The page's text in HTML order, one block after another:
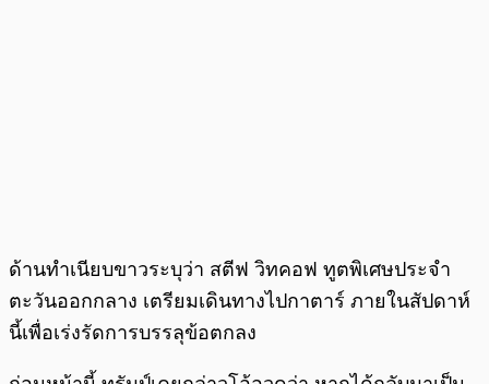
ด้านทำเนียบขาวระบุว่า สตีฟ วิทคอฟ ทูตพิเศษประจำ
ตะวันออกกลาง เตรียมเดินทางไปกาตาร์ ภายในสัปดาห์
นี้เพื่อเร่งรัดการบรรลุข้อตกลง